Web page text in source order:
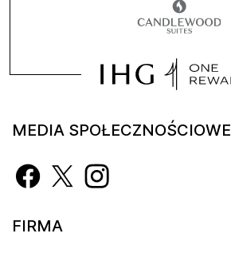
MEDIA SPOŁECZNOŚCIOWE
FIRMA